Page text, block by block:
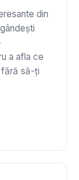
din
a afla ce
fără să-ți